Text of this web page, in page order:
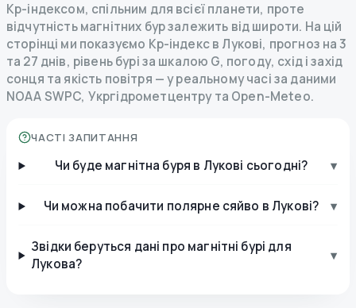
Kp-індексом, спільним для всієї планети, проте
відчутність магнітних бур залежить від широти. На цій
сторінці ми показуємо Kp-індекс в Лукові, прогноз на 3
та 27 днів, рівень бурі за шкалою G, погоду, схід і захід
сонця та якість повітря — у реальному часі за даними
NOAA SWPC, Укргідрометцентру та Open-Meteo.
ЧАСТІ ЗАПИТАННЯ
Чи буде магнітна буря в Лукові сьогодні? ▾
Чи можна побачити полярне сяйво в Лукові? ▾
Звідки беруться дані про магнітні бурі для
Лукова?
▾